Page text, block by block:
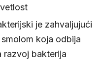
je zahvaljujući
koja odbija
razvoj bakterija